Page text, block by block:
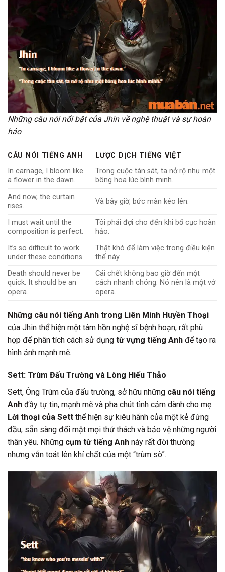
Những câu nói nổi bật của Jhin về nghệ thuật và sự hoàn
hảo
CÂU NÓI TIẾNG ANH
LƯỢC DỊCH TIẾNG VIỆT
In carnage, I bloom like
a flower in the dawn.
Trong cuộc tàn sát, ta nở rộ như một
bông hoa lúc bình minh.
And now, the curtain
rises.
Và bây giờ, bức màn kéo lên.
I must wait until the
composition is perfect.
Tôi phải đợi cho đến khi bố cục hoàn
hảo.
It’s so difficult to work
under these conditions.
Thật khó để làm việc trong điều kiện
thế này.
Death should never be
quick. It should be an
opera.
Cái chết không bao giờ đến một
cách nhanh chóng. Nó nên là một vở
opera.
Những câu nói tiếng Anh trong Liên Minh Huyền Thoại
của Jhin thể hiện một tâm hồn nghệ sĩ bệnh hoạn, rất phù
hợp để phân tích cách sử dụng từ vựng tiếng Anh để tạo ra
hình ảnh mạnh mẽ.
Sett: Trùm Đấu Trường và Lòng Hiếu Thảo
Sett, Ông Trùm của đấu trường, sở hữu những câu nói tiếng
Anh đầy tự tin, mạnh mẽ và pha chút tình cảm dành cho mẹ.
Lời thoại của Sett thể hiện sự kiêu hãnh của một kẻ đứng
đầu, sẵn sàng đối mặt mọi thử thách và bảo vệ những người
thân yêu. Những cụm từ tiếng Anh này rất đời thường
nhưng vẫn toát lên khí chất của một “trùm sò”.